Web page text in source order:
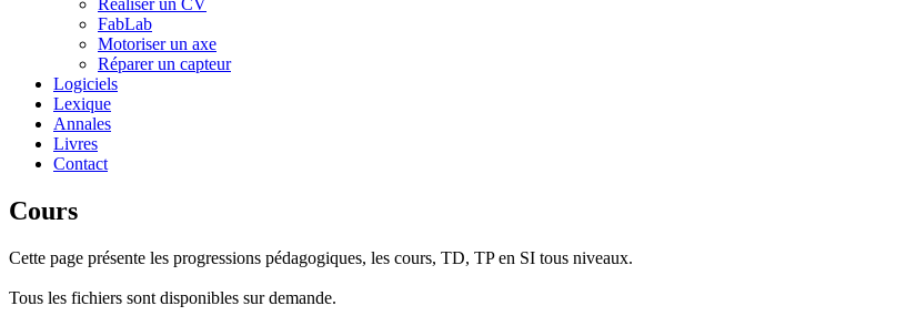
Réaliser un CV
FabLab
Motoriser un axe
Réparer un capteur
Logiciels
Lexique
Annales
Livres
Contact
Cours
Cette page présente les progressions pédagogiques, les cours, TD, TP en SI tous niveaux.
Tous les fichiers sont disponibles sur demande.